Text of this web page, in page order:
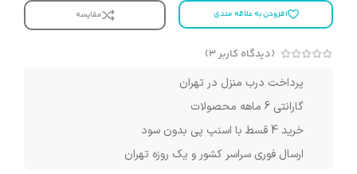
افزودن به علاقه مندی مقایسه
(دیدگاه کاربر3
)
پرداخت درب منزل در تهران
گارانتی 6 ماهه محصولات
خرید 4 قسط با اسنپ پی بدون سود
ارسال فوری سراسر کشور و یک روزه تهران